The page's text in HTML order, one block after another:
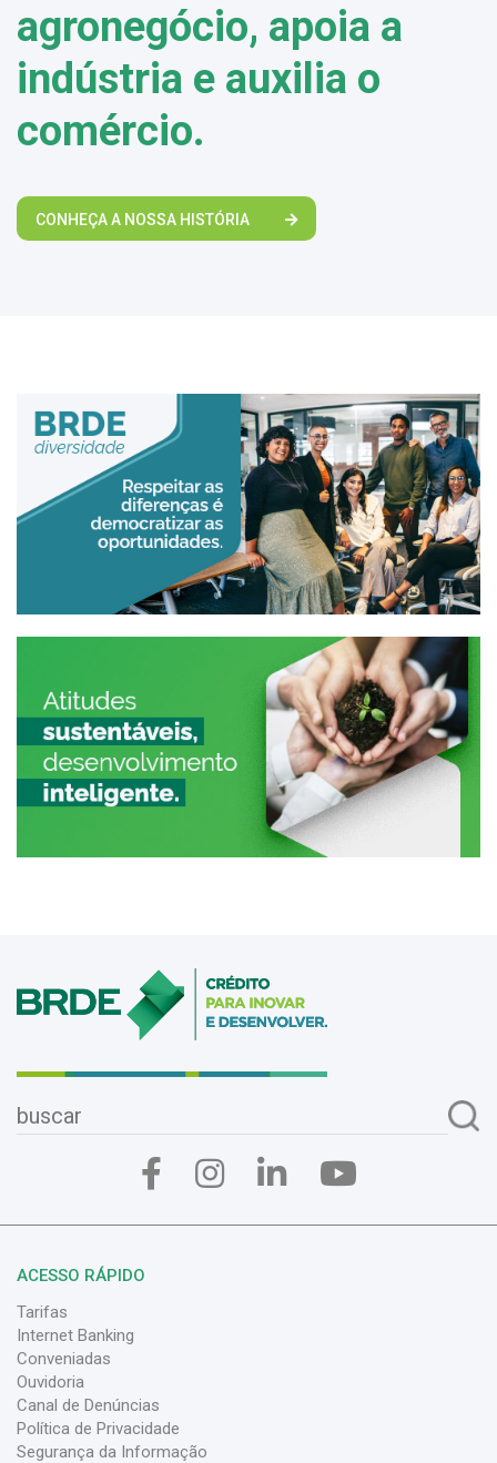
agronegócio, apoia a
indústria e auxilia o
comércio.
CONHEÇA A NOSSA HISTÓRIA
ACESSO RÁPIDO
Tarifas
Internet Banking
Conveniadas
Ouvidoria
Canal de Denúncias
Política de Privacidade
Segurança da Informação